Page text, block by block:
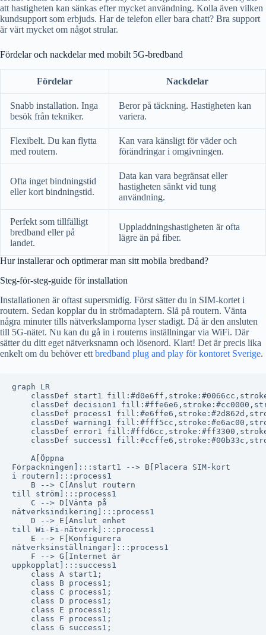
att hastigheten kan sänkas efter mycket användning. Kolla även vilken
kundsupport som erbjuds. Har de telefon eller bara chatt? Bra support
är värt mycket om något strular.
Fördelar och nackdelar med mobilt 5G-bredband
Fördelar Nackdelar
Snabb installation. Inga
besök från tekniker.
Beror på täckning. Hastigheten kan
variera.
Flexibelt. Du kan flytta
med routern.
Kan vara känsligt för väder och
förändringar i omgivningen.
Ofta inget bindningstid
eller kort bindningstid.
Data kan vara begränsat eller
hastigheten sänkt vid tung
användning.
Perfekt som tillfälligt
bredband eller på
landet.
Uppladdningshastigheten är ofta
lägre än på fiber.
Hur installerar och optimerar man sitt mobila bredband?
Steg-för-steg-guide för installation
Installationen är oftast supersmidig. Först sätter du in SIM-kortet i
routern. Sedan kopplar du in strömadaptern. Slå på routern. Vänta
några minuter tills nätverkslamporna lyser stadigt. Då är den ansluten
till 5G-nätet. Nu kan du gå in i routerns inställningar via WiFi. Där
sätter du ditt eget nätverksnamn och lösenord. Klart! Det är precis lika
enkelt om du behöver ett bredband plug and play för kontoret Sverige.
graph LR
classDef start1
classDef decision1
classDef process1
classDef warning1
classDef error1
classDef success1
    A[Öppna
Förpackningen]:::start1 --> B[Placera SIM-kort
i routern]:::process1
    B --> C[Anslut routern
till ström]:::process1
    C --> D[Vänta på
nätverksindikering]:::process1
    D --> E[Anslut enhet
till Wi-Fi-nätverk]:::process1
    E --> F[Konfigurera
nätverksinställningar]:::process1
    F --> G[Internet är
uppkopplat]:::success1
    class A start1;
    class B process1;
    class C process1;
    class D process1;
    class E process1;
    class F process1;